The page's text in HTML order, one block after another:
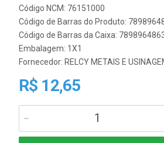
Código NCM: 76151000
Código de Barras do Produto:
Código de Barras da Caixa:
Embalagem: 1X1
Fornecedor: RELCY METAIS E
R$ 12,65